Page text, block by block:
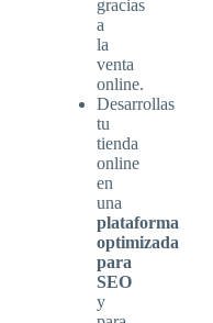
gracias
a
la
venta
online.
Desarrollas
tu
tienda
online
en
una
plataforma
optimizada
para
SEO
y